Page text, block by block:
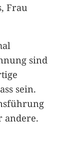
Frau
sind
sein.